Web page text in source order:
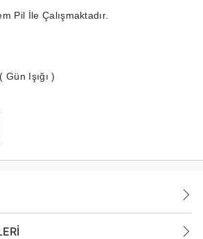
Pil İle Çalışmaktadır.
Gün Işığı )
Led Şamdan Mum Gönderilmektedir.